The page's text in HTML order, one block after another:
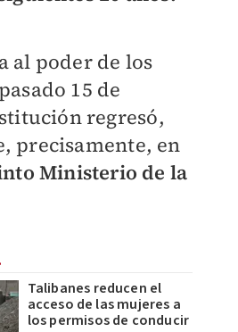
al poder de los
15 de
regresó,
precisamente, en
Ministerio de la
Talibanes reducen el
acceso de las mujeres a
los permisos de conducir